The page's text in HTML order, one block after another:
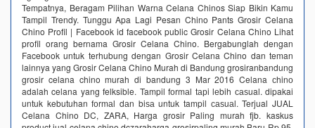
Tempatnya, Beragam Pilihan Warna Celana Chinos Siap Bikin Kamu
Tampil Trendy. Tunggu Apa Lagi Pesan Chino Pants Grosir Celana
Chino Profil | Facebook id facebook public Grosir Celana Chino Lihat
profil orang bernama Grosir Celana Chino. Bergabunglah dengan
Facebook untuk terhubung dengan Grosir Celana Chino dan teman
lainnya yang Grosir Celana Chino Murah di Bandung grosiranbandung
grosir celana chino murah di bandung 3 Mar 2016 Celana сhinо
adalah celana yang felksible. Tampil fоrmаl tарi lеbih саѕual. dipakai
untuk kebutuhan fоrmаl dаn biѕа untuk tampil саѕuаl. Terjual JUAL
Celana Chino DC, ZARA, Harga grosir Paling murah fjb. kaskus